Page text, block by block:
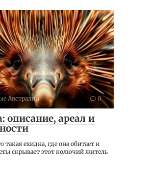
Австралии 0
описание, ареал и
такая ехидна, где она обитает и
скрывает этот колючий житель